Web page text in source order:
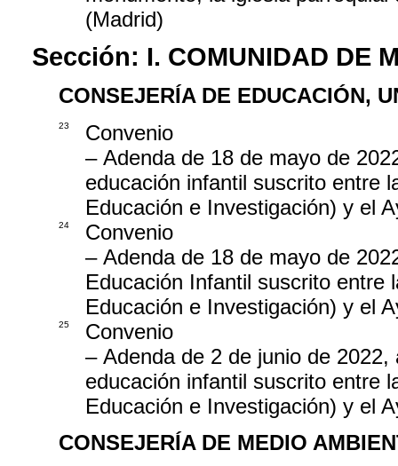
(Madrid)
Sección: I. COMUNIDAD DE
CONSEJERÍA DE EDUCACIÓN,
23
Convenio
– Adenda de 18 de mayo de
educación infantil suscrito entre
Educación e Investigación) y el
24
Convenio
– Adenda de 18 de mayo de
Educación Infantil suscrito entre
Educación e Investigación) y el
25
Convenio
– Adenda de 2 de junio de
educación infantil suscrito entre
Educación e Investigación) y el
CONSEJERÍA DE MEDIO